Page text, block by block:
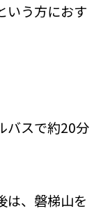
いう方におす
バスで約20分
は、磐梯山を